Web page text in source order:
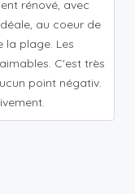
rénové, avec
au coeur de
la plage. Les
C'est très
point négativ.